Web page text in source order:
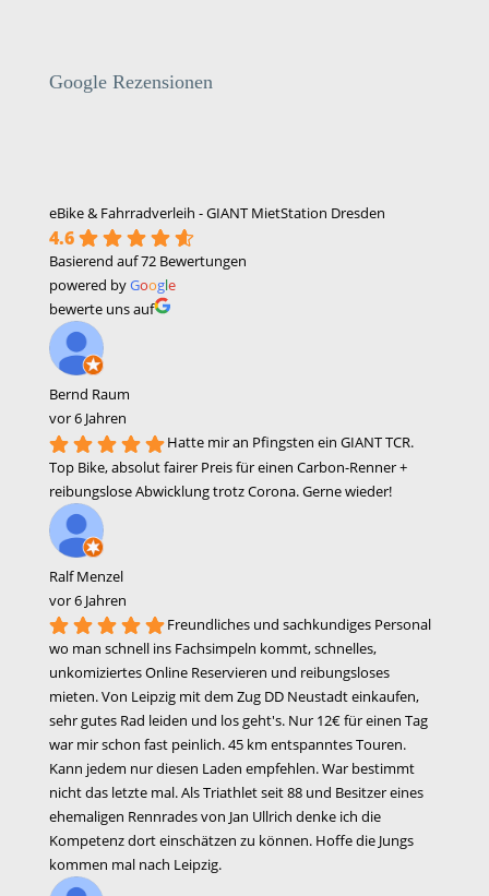
Google Rezensionen
eBike & Fahrradverleih - GIANT MietStation Dresden
4.6
Basierend auf 72 Bewertungen
powered byGoogle
bewerte uns auf
Bernd Raum
vor 6 Jahren
Hatte mir an Pfingsten ein GIANT TCR.
Top Bike, absolut fairer Preis für einen Carbon-Renner +
reibungslose Abwicklung trotz Corona. Gerne wieder!
Ralf Menzel
vor 6 Jahren
Freundliches und sachkundiges Personal
wo man schnell ins Fachsimpeln kommt, schnelles,
unkomiziertes Online Reservieren und reibungsloses
mieten. Von Leipzig mit dem Zug DD Neustadt einkaufen,
sehr gutes Rad leiden und los geht's. Nur 12€ für einen Tag
war mir schon fast peinlich. 45 km entspanntes Touren.
Kann jedem nur diesen Laden empfehlen. War bestimmt
nicht das letzte mal. Als Triathlet seit 88 und Besitzer eines
ehemaligen Rennrades von Jan Ullrich denke ich die
Kompetenz dort einschätzen zu können. Hoffe die Jungs
kommen mal nach Leipzig.